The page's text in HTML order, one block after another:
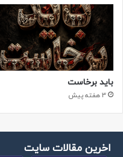
باید برخاست
3 هفته پیش
اخرین مقالات سایت